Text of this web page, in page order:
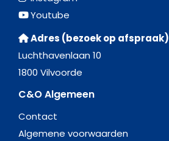
Youtube
Adres (bezoek op afspraak)
Luchthavenlaan 10
1800 Vilvoorde
C&O Algemeen
Contact
Algemene voorwaarden